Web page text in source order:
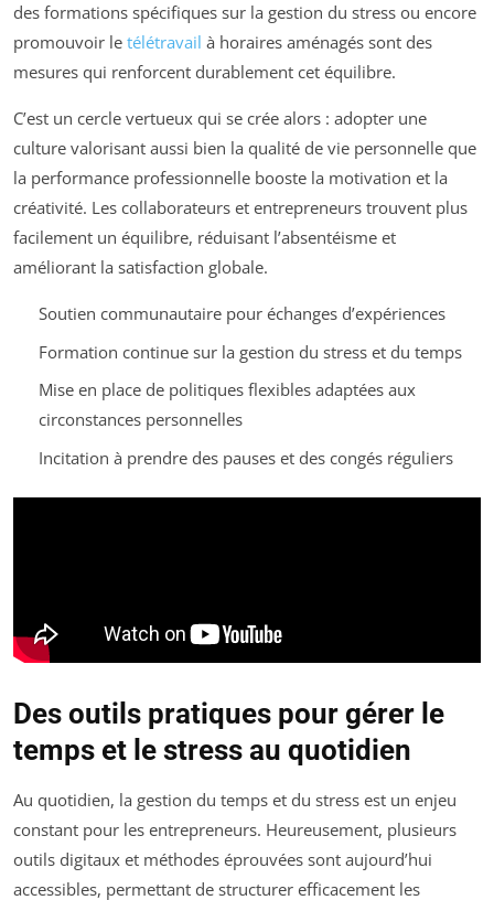
des formations spécifiques sur la gestion du stress ou encore
promouvoir le télétravail à horaires aménagés sont des
mesures qui renforcent durablement cet équilibre.
C’est un cercle vertueux qui se crée alors : adopter une
culture valorisant aussi bien la qualité de vie personnelle que
la performance professionnelle booste la motivation et la
créativité. Les collaborateurs et entrepreneurs trouvent plus
facilement un équilibre, réduisant l’absentéisme et
améliorant la satisfaction globale.
Soutien communautaire pour échanges d’expériences
Formation continue sur la gestion du stress et du temps
Mise en place de politiques flexibles adaptées aux
circonstances personnelles
Incitation à prendre des pauses et des congés réguliers
Des outils pratiques pour gérer le
temps et le stress au quotidien
Au quotidien, la gestion du temps et du stress est un enjeu
constant pour les entrepreneurs. Heureusement, plusieurs
outils digitaux et méthodes éprouvées sont aujourd’hui
accessibles, permettant de structurer efficacement les